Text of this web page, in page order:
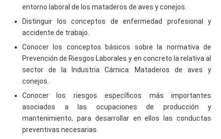
entorno laboral de los mataderos de aves y conejos.
Distinguir los conceptos de enfermedad profesional y
accidente de trabajo.
Conocer los conceptos básicos sobre la normativa de
Prevención de Riesgos Laborales y en concreto la relativa al
sector de la Industria Cárnica: Mataderos de aves y
conejos.
Conocer los riesgos específicos más importantes
asociados a las ocupaciones de producción y
mantenimiento, para desarrollar en ellos las conductas
preventivas necesarias.